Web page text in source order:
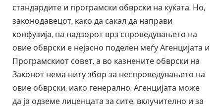
стандардите и програмски обврски на куќата. Но,
законодавецот, како да сакал да направи
конфузија, па надзорот врз спроведувањето на
овие обврски е нејасно поделен меѓу Агенцијата и
Програмскиот совет, а во казнените обврски на
Законот нема ниту збор за неспроведувањето на
овие обврски, иако генерално, Агенцијата може
да ја одземе лиценцата за сите, вклучително и за